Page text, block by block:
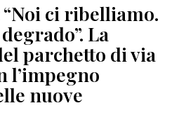
ci ribelliamo.
La
parchetto di via
l’impegno
nuove